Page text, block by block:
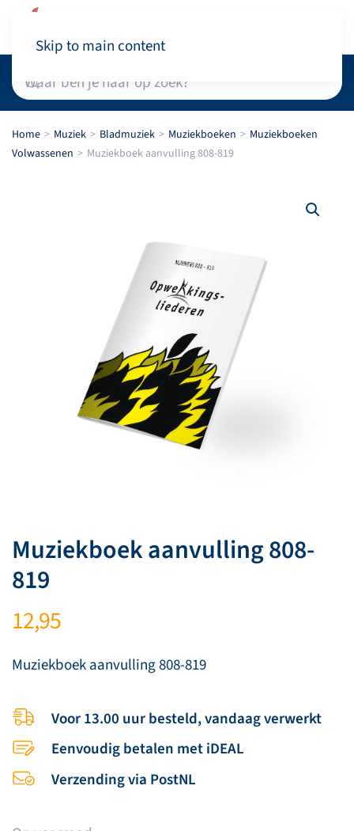
Skip to main content
Home Muziek Bladmuziek Muziekboeken
Muziekboeken
Volwassenen
Muziekboek aanvulling 808-819
Muziekboek aanvulling 808-
819
12,95
Muziekboek aanvulling 808-819
Voor 13.00 uur besteld, vandaag verwerkt
Eenvoudig betalen met iDEAL
Verzending via PostNL